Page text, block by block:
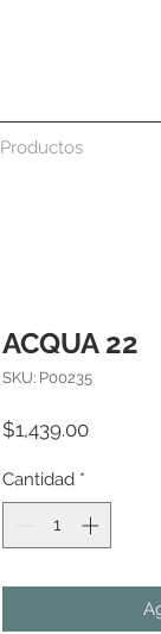
Productos
ACQUA 22
SKU: P00235
$1,439.00Precio
Cantidad *